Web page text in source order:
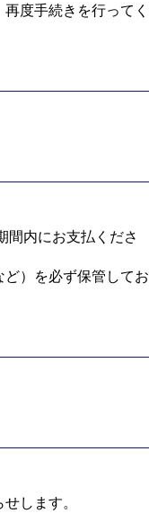
度手続きを行ってく
間内にお支払くださ
）を必ず保管してお
します。